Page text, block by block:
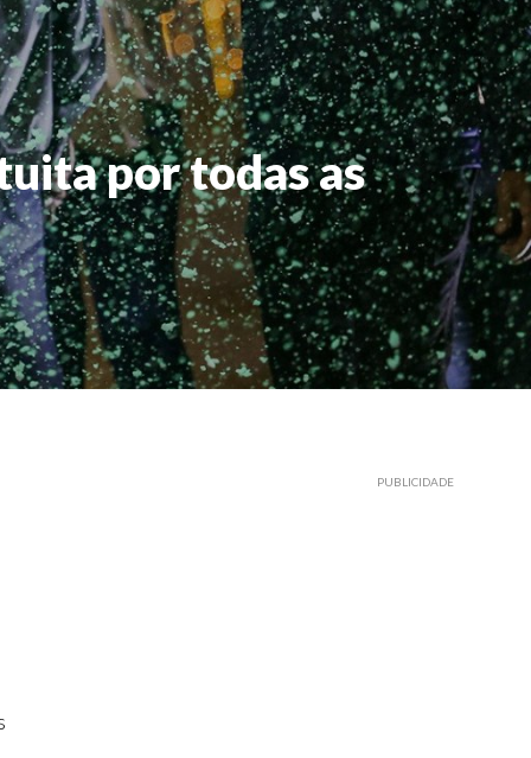
por todas as
PUBLICIDADE